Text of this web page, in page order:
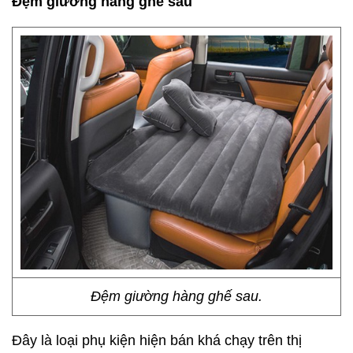
Đệm giường hàng ghế sau.
Đây là loại phụ kiện hiện bán khá chạy trên thị